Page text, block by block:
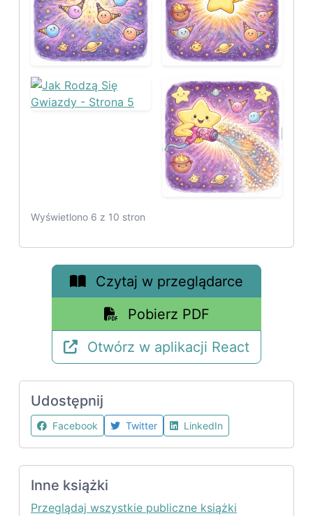
Wyświetlono 6 z 10 stron
Czytaj w przeglądarce
Pobierz PDF
Otwórz w aplikacji React
Udostępnij
Facebook Twitter LinkedIn
Inne książki
Przeglądaj wszystkie publiczne książki